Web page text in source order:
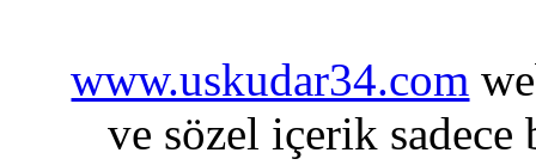
www.uskudar34.com
ve sözel içerik sadece